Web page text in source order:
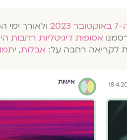
ולאורך ימי
אסופות דיגיטליות רחבות
לקריאה רחבה על: אבלות,
אישות